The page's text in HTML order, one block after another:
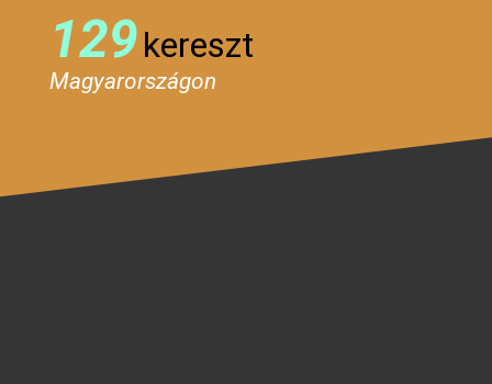
129kereszt
Magyarországon